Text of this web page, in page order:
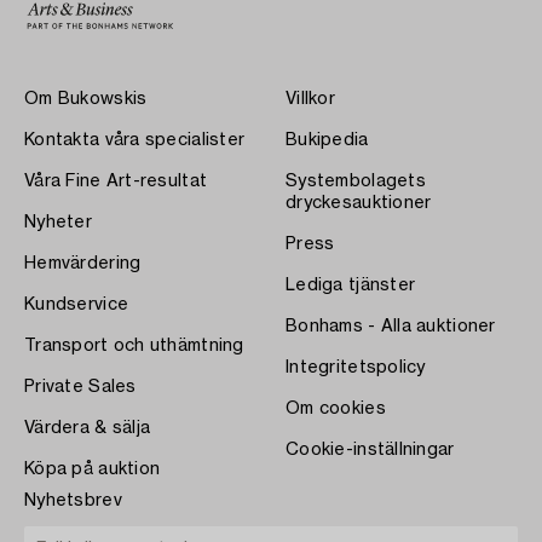
Om Bukowskis
Kontakta våra specialister
Våra Fine Art-resultat
Nyheter
Hemvärdering
Kundservice
Transport och uthämtning
Private Sales
Värdera & sälja
Köpa på auktion
Villkor
Bukipedia
Systembolagets
dryckesauktioner
Press
Lediga tjänster
Bonhams - Alla auktioner
Integritetspolicy
Om cookies
Cookie-inställningar
Nyhetsbrev